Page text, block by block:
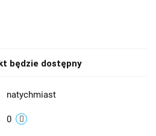
będzie dostępny
natychmiast
0